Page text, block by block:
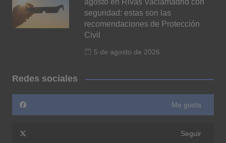
agosto en Rivas Vaciamadrid con
seguridad: estas son las
recomendaciones de Protección
Civil
5 de agosto de 2026
Redes sociales
Me gusta
Seguir